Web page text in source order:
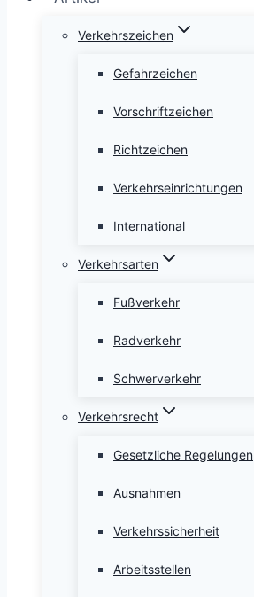
Verkehrszeichen
Gefahrzeichen
Vorschriftzeichen
Richtzeichen
Verkehrseinrichtungen
International
Verkehrsarten
Fußverkehr
Radverkehr
Schwerverkehr
Verkehrsrecht
Gesetzliche Regelungen
Ausnahmen
Verkehrssicherheit
Arbeitsstellen